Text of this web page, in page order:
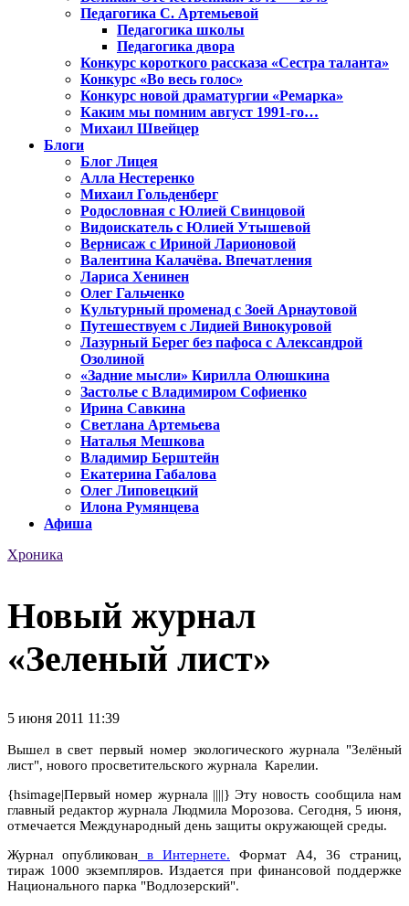
Педагогика С. Артемьевой
Педагогика школы
Педагогика двора
Конкурс короткого рассказа «Сестра таланта»
Конкурс «Во весь голос»
Конкурс новой драматургии «Ремарка»
Каким мы помним август 1991-го…
Михаил Швейцер
Блоги
Блог Лицея
Алла Нестеренко
Михаил Гольденберг
Родословная с Юлией Свинцовой
Видоискатель с Юлией Утышевой
Вернисаж с Ириной Ларионовой
Валентина Калачёва. Впечатления
Лариса Хенинен
Олег Гальченко
Культурный променад с Зоей Арнаутовой
Путешествуем с Лидией Винокуровой
Лазурный Берег без пафоса с Александрой
Озолиной
«Задние мысли» Кирилла Олюшкина
Застолье с Владимиром Софиенко
Ирина Савкина
Светлана Артемьева
Наталья Мешкова
Владимир Берштейн
Екатерина Габалова
Олег Липовецкий
Илона Румянцева
Афиша
Хроника
Новый журнал
«Зеленый лист»
5 июня 2011 11:39
Вышел в свет первый номер экологического журнала "Зeлёный
лист", нового просветительского журнала Карелии.
{hsimage|Первый номер журнала ||||} Эту новость сообщила нам
главный редактор журнала Людмила Морозова. Сегодня, 5 июня,
отмечается Международный день защиты окружающей среды.
Журнал опубликован в Интернете. Формат А4, 36 страниц,
тираж 1000 экземпляров. Издается при финансовой поддержке
Национального парка "Водлозерский".